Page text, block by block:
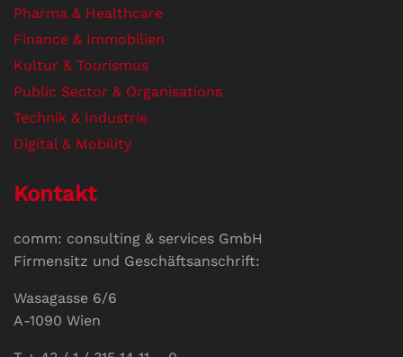
Pharma & Healthcare
Finance & Immobilien
Kultur & Tourismus
Public Sector & Organisations
Technik & Industrie
Digital & Mobility
Kontakt
comm: consulting & services GmbH
Firmensitz und Geschäftsanschrift:
Wasagasse 6/6
A-1090 Wien